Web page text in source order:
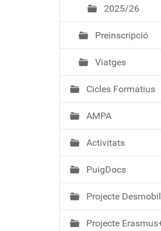
2025/26
Preinscripció
Viatges
Cicles Formatius
AMPA
Activitats
PuigDocs
Projecte
Projecte